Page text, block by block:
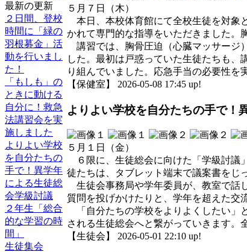
最新の更新
２日間、登校
時間に「緑の
羽根募金」活
動を行いまし
た！
「もしも」の
ときに動ける
自分に！救急
法講習会を実
施しました
よりよい学校
を自分たちの
手で！異学年
による生徒総
会学級討議
２年生「総合
的な学習の時
間」
生徒集会
５月７日（木）
本日、本校体育館にて全校生徒を対象
かれて専門的な指導をいただきました。
講習では、胸骨圧迫（心臓マッサージ
した。最初は戸惑っていた生徒たちも
り組んでいました。応急手当の必要性を
【保健室】 2026-05-08 17:45 up!
よりよい学校を自分たちの手で！
５月１日（金）
６限に、生徒総会に向けた「学級討議
徒たちは、タブレット端末で議案書をじ
生徒会事務局や学年委員が、教室で話
質問を投げかけたりと、学年を超えた交
「自分たちの学校をよりよくしたい」
される生徒総会へと繋がっていきます。
【生徒会】 2026-05-01 22:10 up!